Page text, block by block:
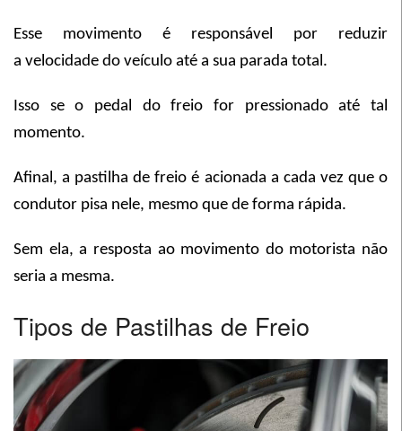
Esse movimento é responsável por reduzir
a velocidade do veículo até a sua parada total.
Isso se o pedal do freio for pressionado até tal
momento.
Afinal, a pastilha de freio é acionada a cada vez que o
condutor pisa nele, mesmo que de forma rápida.
Sem ela, a resposta ao movimento do motorista não
seria a mesma.
Tipos de Pastilhas de Freio